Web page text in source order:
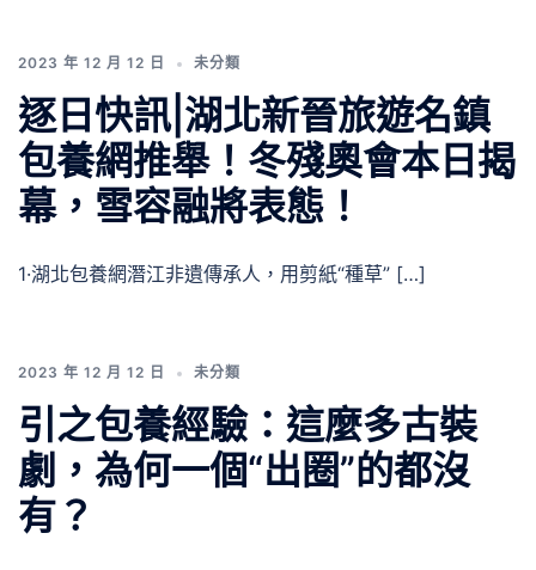
2023 年 12 月 12 日 未分類
逐日快訊|湖北新晉旅遊名鎮
包養網推舉！冬殘奧會本日揭
幕，雪容融將表態！
1·湖北包養網潛江非遺傳承人，用剪紙“種草” […]
2023 年 12 月 12 日 未分類
引之包養經驗：這麼多古裝
劇，為何一個“出圈”的都沒
有？